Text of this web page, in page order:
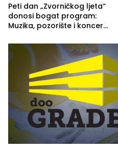
Peti dan „Zvorničkog ljeta“
donosi bogat program:
Muzika, pozorište i koncert